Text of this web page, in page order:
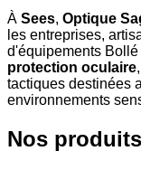
À Sees, Optique
les entreprises,
d'équipements
protection oculaire,
tactiques destinées
environnements
Nos